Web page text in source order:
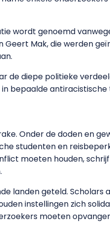
wordt genoemd
Mak, die werden
de diepe politieke
bepaalde
Onder de doden en
studenten en
moeten houden,
landen geteld.
instellingen zich
moeten